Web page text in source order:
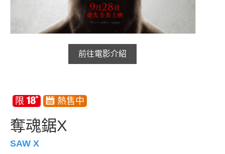
前往電影介紹
奪魂鋸X
SAW X
商家介紹
加入iShow
會員活動
會員Q&A